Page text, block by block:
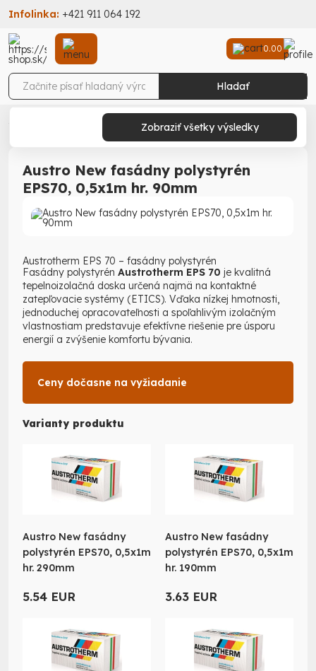
Infolinka: +421 911 064 192
Hladať
Zobraziť všetky výsledky
0.00
Stav-Shop Zatepľovací systém Fasádny polystyrén EPS 70 (biely)
Austro New fasádny polystyrén EPS70, 0,5x1m hr. 90mm
Austro New fasádny polystyrén
EPS70, 0,5x1m hr. 90mm
Austrotherm EPS 70 – fasádny polystyrén
Fasádny polystyrén Austrotherm EPS 70 je kvalitná
tepelnoizolačná doska určená najmä na kontaktné
zatepľovacie systémy (ETICS). Vďaka nízkej hmotnosti,
jednoduchej opracovateľnosti a spoľahlivým izolačným
vlastnostiam predstavuje efektívne riešenie pre úsporu
energií a zvýšenie komfortu bývania.
Ceny dočasne na vyžiadanie
Varianty produktu
Austro New fasádny
polystyrén EPS70, 0,5x1m
hr. 290mm
5.54 EUR
Austro New fasádny
polystyrén EPS70, 0,5x1m
hr. 190mm
3.63 EUR